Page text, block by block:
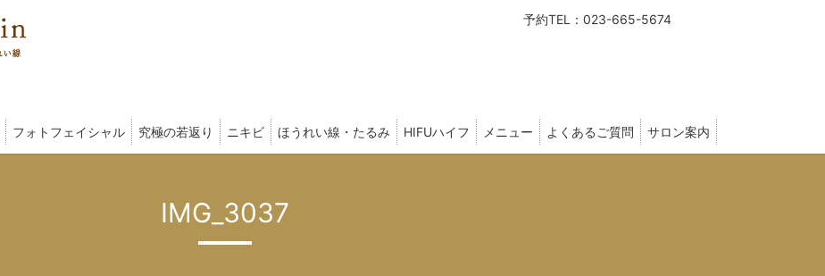
予約TEL：023-665-5674
フォトフェイシャル 究極の若返り ニキビ ほうれい線・たるみ HIFUハイフ メニュー よくあるご質問 サロン案内
IMG_3037